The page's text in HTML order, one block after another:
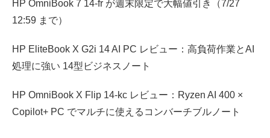
HP OmniBook 7 14-fr が週末限定で大幅値引き（7/27
12:59 まで）
HP EliteBook X G2i 14 AI PC レビュー：高負荷作業とAI
処理に強い 14型ビジネスノート
HP OmniBook X Flip 14-kc レビュー：Ryzen AI 400 ×
Copilot+ PC でマルチに使えるコンバーチブルノート